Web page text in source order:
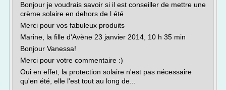
Bonjour je voudrais savoir si il est conseiller de mettre une
crème solaire en dehors de l été
Merci pour vos fabuleux produits
Marine, la fille d'Avène 23 janvier 2014, 10 h 35 min
Bonjour Vanessa!
Merci pour votre commentaire :)
Oui en effet, la protection solaire n'est pas nécessaire
qu'en été, elle l'est tout au long de...